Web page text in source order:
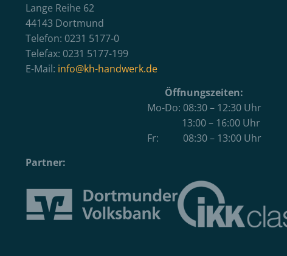
Lange Reihe 62
44143 Dortmund
Telefon: 0231 5177-0
Telefax: 0231 5177-199
E-Mail: info@kh-handwerk.de
Öffnungszeiten:
Mo-Do: 08:30 – 12:30 Uhr
13:00 – 16:00 Uhr
Fr: 08:30 – 13:00 Uhr
Partner: